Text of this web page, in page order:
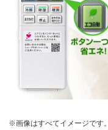
※画像はすべてイメージです。